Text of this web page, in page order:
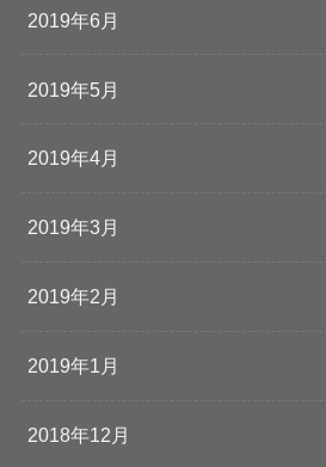
2019年6月
2019年5月
2019年4月
2019年3月
2019年2月
2019年1月
2018年12月